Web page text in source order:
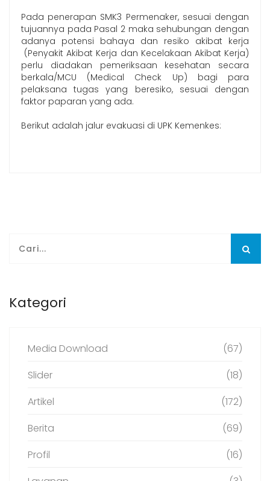
Pada penerapan SMK3 Permenaker, sesuai dengan
tujuannya pada Pasal 2 maka sehubungan dengan
adanya potensi bahaya dan resiko akibat kerja
(Penyakit Akibat Kerja dan Kecelakaan Akibat Kerja)
perlu diadakan pemeriksaan kesehatan secara
berkala/MCU (Medical Check Up) bagi para
pelaksana tugas yang beresiko, sesuai dengan
faktor paparan yang ada.
Berikut adalah jalur evakuasi di UPK Kemenkes:
Kategori
Media Download
(67)
Slider
(18)
Artikel
(172)
Berita
(69)
Profil
(16)